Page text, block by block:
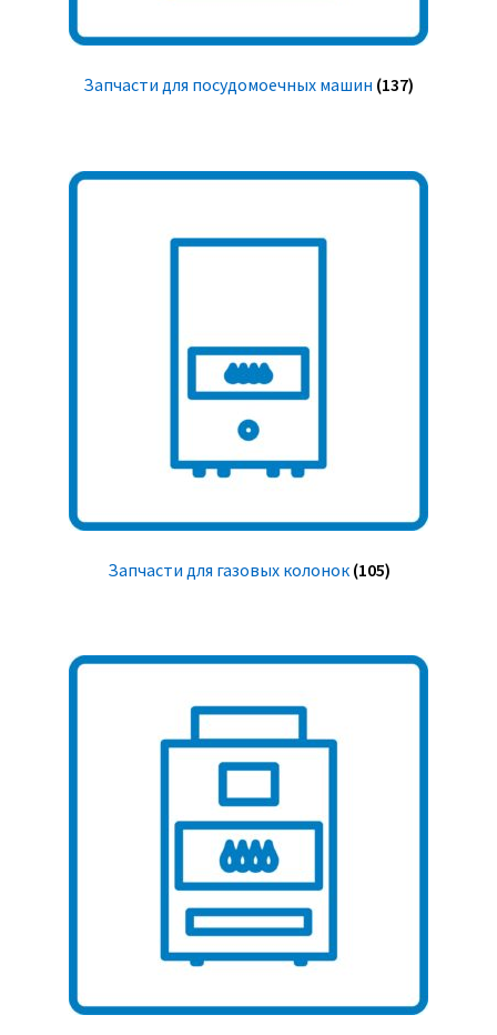
Запчасти для посудомоечных машин (137)
Запчасти для газовых колонок (105)